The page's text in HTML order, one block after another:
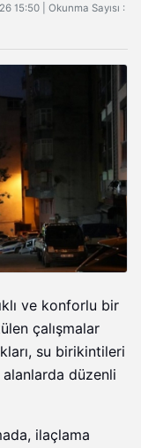
15:50 | Okunma Sayısı :
ve konforlu bir
çalışmalar
su birikintileri
düzenli
ilaçlama